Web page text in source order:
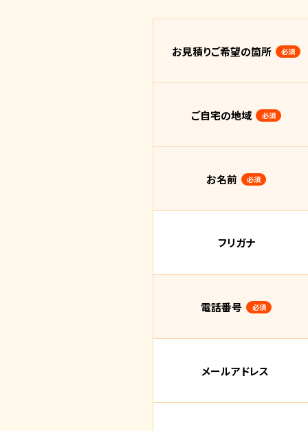
お見積りご希望の箇所 必須
ご自宅の地域 必須
お名前 必須
フリガナ
電話番号 必須
メールアドレス